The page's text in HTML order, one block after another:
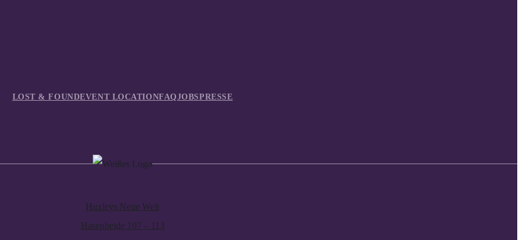
LOST & FOUNDEVENT LOCATIONFAQJOBSPRESSE
Huxleys Neue Welt
Hasenheide 107 – 113